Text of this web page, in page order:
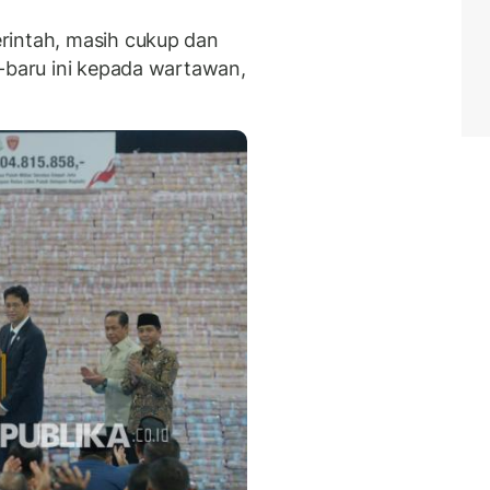
masih cukup dan
ini kepada wartawan,